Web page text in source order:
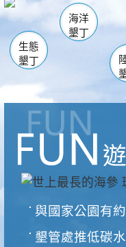
海生館
恆春
龍鑾潭自
瓊麻館
關山
白砂
生態
墾丁
海洋
墾丁
與國家公園有
墾管處推低碳水